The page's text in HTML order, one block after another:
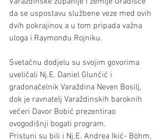
da se uspostavu službene veze med ovih
dvih pokrajinov, a u tom pripada važna
uloga i Raymondu Rojniku.
Svetačnu dodjelu su svojim govorima
uveličali Nj.E. Daniel Glunčić i
gradonačelnik Varaždina Neven Bosilj,
dok je ravnatelj Varaždinskih baroknih
večeri Davor Bobić prezentirao
ovogodišnji bogati program.
Pristuni su bili i Nj.E. Andrea Ikić- Böhm,